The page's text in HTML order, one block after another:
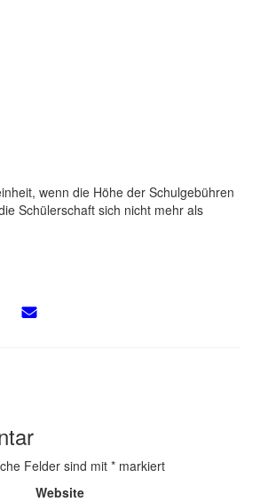
wenn die Höhe der Schulgebühren
Schülerschaft sich nicht mehr als
Felder sind mit* markiert
Website